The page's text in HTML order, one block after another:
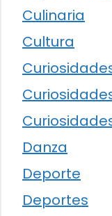
Culinaria
Cultura
Danza
Deporte
Deportes